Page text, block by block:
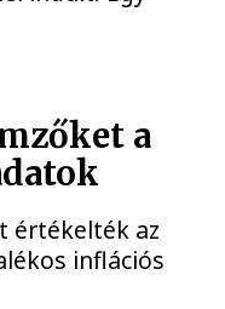
a
értékelték az
inflációs